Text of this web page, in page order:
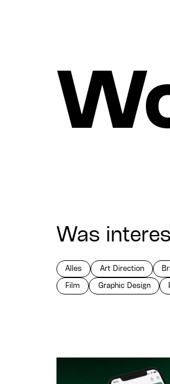
Was
Alles Art Direction
Film Graphic Design